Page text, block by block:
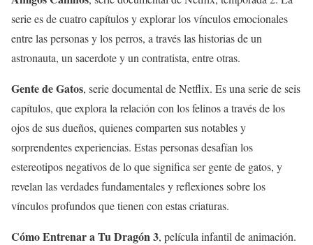
serie es de cuatro capítulos y explorar los vínculos emocionales
entre las personas y los perros, a través las historias de un
astronauta, un sacerdote y un contratista, entre otras.
Gente de Gatos, serie documental de Netflix. Es una serie de seis
capítulos, que explora la relación con los felinos a través de los
ojos de sus dueños, quienes comparten sus notables y
sorprendentes experiencias. Estas personas desafían los
estereotipos negativos de lo que significa ser gente de gatos, y
revelan las verdades fundamentales y reflexiones sobre los
vínculos profundos que tienen con estas criaturas.
Cómo Entrenar a Tu Dragón 3, película infantil de animación.